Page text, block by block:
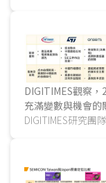
DIGITIMES觀察
充滿變數與機會
綠色能源基礎建設
DIGITIMES研究團隊